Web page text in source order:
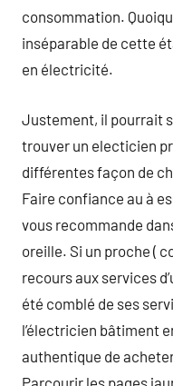
consommation.
inséparable de cette
en électricité.
Justement, il pourrait
trouver un electicien
différentes façon de
Faire confiance au à
vous recommande
oreille. Si un proche (
recours aux services
été comblé de ses
l’électricien bâtiment
authentique de
Parcourir les pages